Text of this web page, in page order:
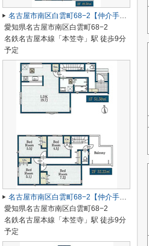
名古屋市南区白雲町68−2【仲介手数料無料】新築一戸建て 2号棟
愛知県名古屋市南区白雲町68−2
名鉄名古屋本線「本笠寺」駅 徒歩9分
予定
名古屋市南区白雲町68−2【仲介手数料無料】新築一戸建て 1号棟
愛知県名古屋市南区白雲町68−2
名鉄名古屋本線「本笠寺」駅 徒歩9分
予定